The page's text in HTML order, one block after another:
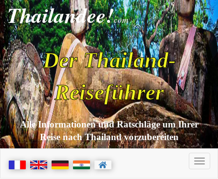
Thailandee!com
Der Thailand-
Reiseführer
Alle Informationen und Ratschläge um Ihrer
Reise nach Thailand vorzubereiten